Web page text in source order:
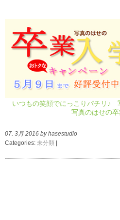
いつもの笑顔でにっこりパチリ♪
写真のはせの
07. 3月 2016 by hasestudio
Categories: 未分類